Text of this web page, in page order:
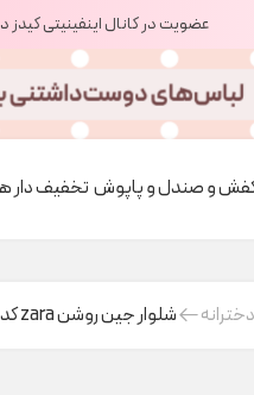
عضویت در کانال اینفینیتی کیدز
و صندل و پاپوش تخفیف دار
شلوار جین روشن zara کد H000176